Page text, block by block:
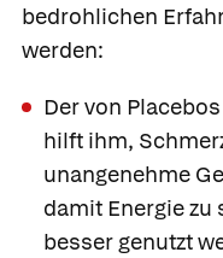
bedrohlichen
werden:
Der von
hilft ihm,
unangenehme
damit Energie zu
besser genutzt